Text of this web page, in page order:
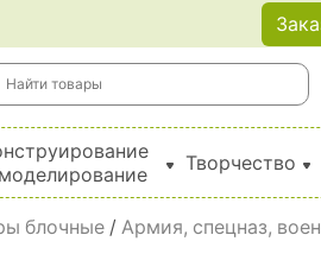
Творчество
блочные / Армия, спецназ,